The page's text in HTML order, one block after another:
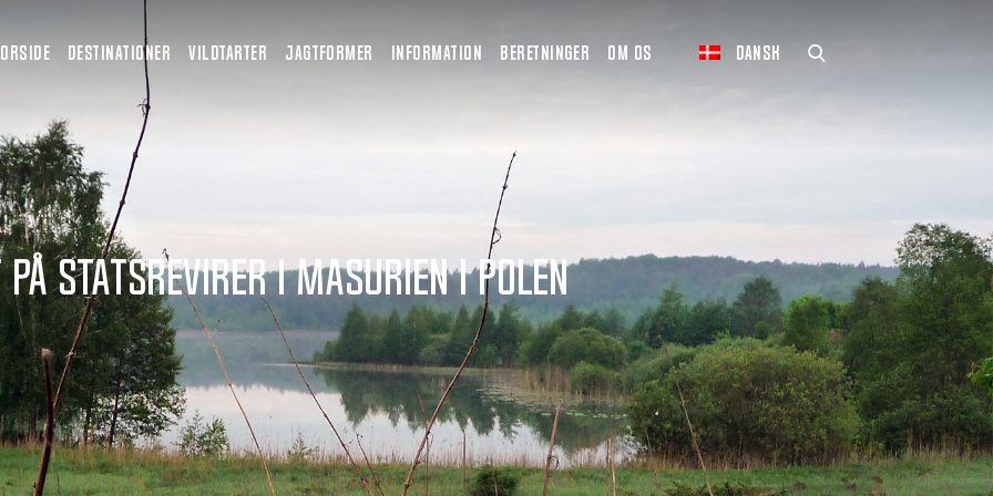
DESTINATIONER VILDTARTER JAGTFORMER INFORMATION BERETNINGER OM OS DANSK
statsrevirer i Masurien i Polen